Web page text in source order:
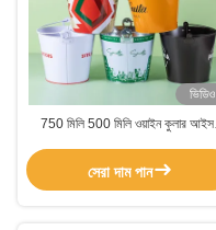
ভিডিও
750 মিলি 500 মিলি ওয়াইন কুলার আইস
সেরা দাম পান